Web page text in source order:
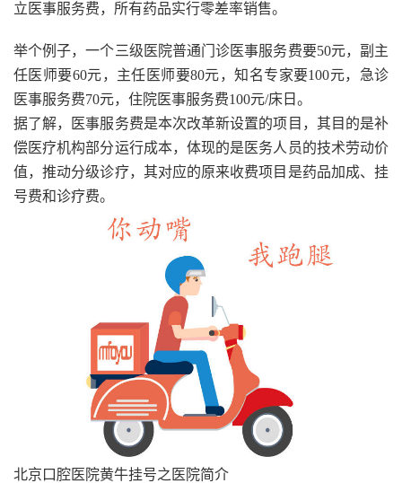
立医事服务费，所有药品实行零差率销售。
举个例子，一个三级医院普通门诊医事服务费要50元，副主
任医师要60元，主任医师要80元，知名专家要100元，急诊
医事服务费70元，住院医事服务费100元/床日。
据了解，医事服务费是本次改革新设置的项目，其目的是补
偿医疗机构部分运行成本，体现的是医务人员的技术劳动价
值，推动分级诊疗，其对应的原来收费项目是药品加成、挂
号费和诊疗费。
北京口腔医院黄牛挂号之医院简介